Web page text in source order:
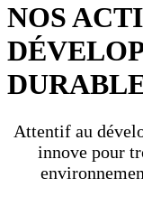
NOS
Attentif au
innove pour